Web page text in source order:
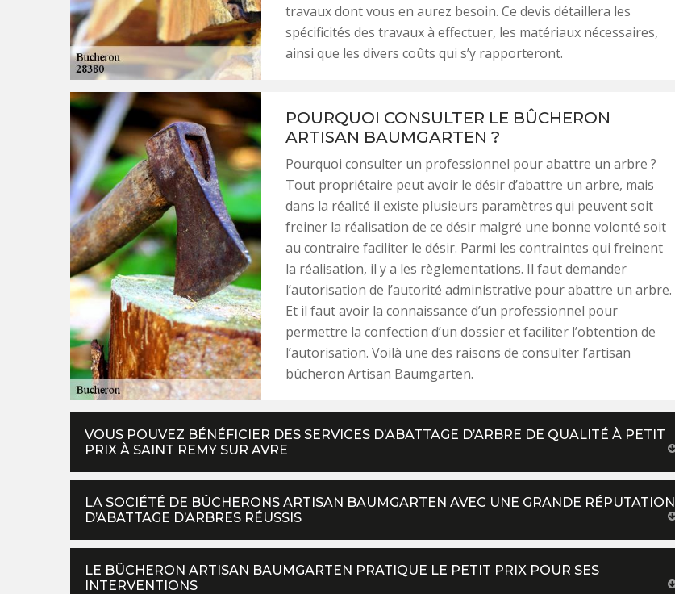
travaux dont vous en aurez besoin. Ce devis détaillera les
spécificités des travaux à effectuer, les matériaux nécessaires,
ainsi que les divers coûts qui s’y rapporteront.
POURQUOI CONSULTER LE BÛCHERON
ARTISAN BAUMGARTEN ?
Pourquoi consulter un professionnel pour abattre un arbre ?
Tout propriétaire peut avoir le désir d’abattre un arbre, mais
dans la réalité il existe plusieurs paramètres qui peuvent soit
freiner la réalisation de ce désir malgré une bonne volonté soit
au contraire faciliter le désir. Parmi les contraintes qui freinent
la réalisation, il y a les règlementations. Il faut demander
l’autorisation de l’autorité administrative pour abattre un arbre.
Et il faut avoir la connaissance d’un professionnel pour
permettre la confection d’un dossier et faciliter l’obtention de
l’autorisation. Voilà une des raisons de consulter l’artisan
bûcheron Artisan Baumgarten.
VOUS POUVEZ BÉNÉFICIER DES SERVICES D’ABATTAGE D’ARBRE DE QUALITÉ À PETIT
PRIX À SAINT REMY SUR AVRE
LA SOCIÉTÉ DE BÛCHERONS ARTISAN BAUMGARTEN AVEC UNE GRANDE RÉPUTATION
D’ABATTAGE D’ARBRES RÉUSSIS
LE BÛCHERON ARTISAN BAUMGARTEN PRATIQUE LE PETIT PRIX POUR SES
INTERVENTIONS